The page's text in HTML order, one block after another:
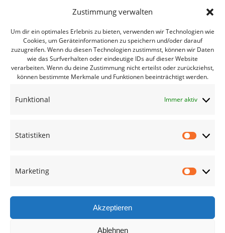
Zustimmung verwalten
Um dir ein optimales Erlebnis zu bieten, verwenden wir Technologien wie
Cookies, um Geräteinformationen zu speichern und/oder darauf
zuzugreifen. Wenn du diesen Technologien zustimmst, können wir Daten
wie das Surfverhalten oder eindeutige IDs auf dieser Website
verarbeiten. Wenn du deine Zustimmung nicht erteilst oder zurückziehst,
können bestimmte Merkmale und Funktionen beeinträchtigt werden.
Funktional Immer aktiv
Statistiken
Marketing
Akzeptieren
Ablehnen
Mitwirken
Bürgerbüro Coswig
Bürgerbüro Lommatzsch
Mitglied werden